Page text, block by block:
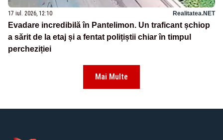
17 iul. 2026, 12:10 Realitatea.NET
Evadare incredibilă în Pantelimon. Un traficant șchiop
a sărit de la etaj și a fentat polițiștii chiar în timpul
percheziției
Mai Multe